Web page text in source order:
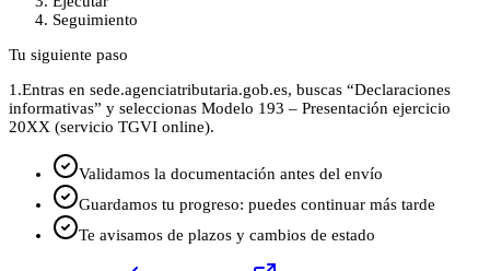
Seguimiento
Tu siguiente paso
1.Entras en sede.agenciatributaria.gob.es, buscas “Declaraciones
informativas” y seleccionas Modelo 193 – Presentación ejercicio
20XX (servicio TGVI online).
Validamos la documentación antes del envío
Guardamos tu progreso: puedes continuar más tarde
Te avisamos de plazos y cambios de estado